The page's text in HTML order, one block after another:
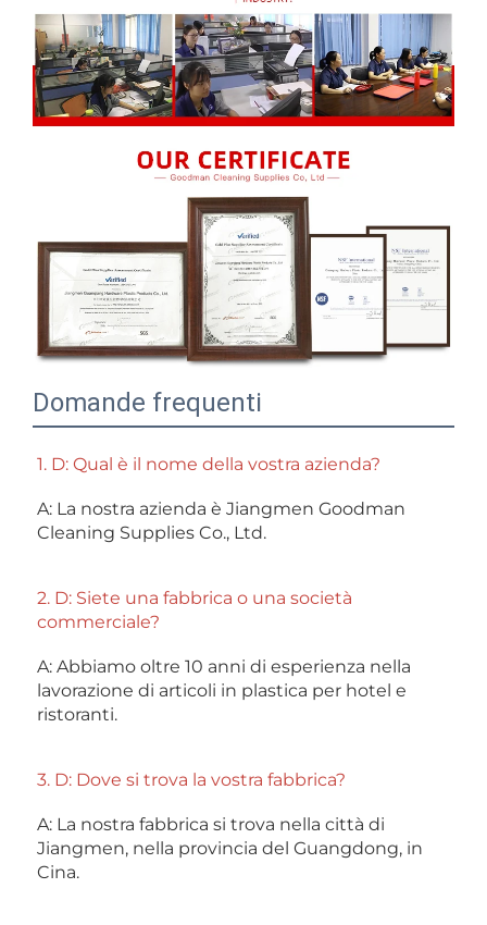
Domande frequenti
1. D: Qual è il nome della vostra azienda?
A: La nostra azienda è Jiangmen Goodman
Cleaning Supplies Co., Ltd.
2. D: Siete una fabbrica o una società
commerciale?
A: Abbiamo oltre 10 anni di esperienza nella
lavorazione di articoli in plastica per hotel e
ristoranti.
3. D: Dove si trova la vostra fabbrica?
A: La nostra fabbrica si trova nella città di
Jiangmen, nella provincia del Guangdong, in
Cina.